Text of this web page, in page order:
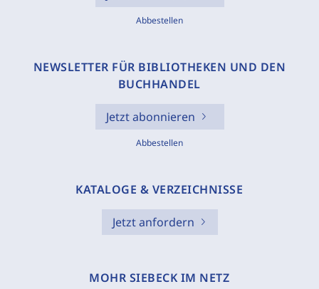
Abbestellen
NEWSLETTER FÜR BIBLIOTHEKEN UND DEN
BUCHHANDEL
Jetzt abonnieren
Abbestellen
KATALOGE & VERZEICHNISSE
Jetzt anfordern
MOHR SIEBECK IM NETZ